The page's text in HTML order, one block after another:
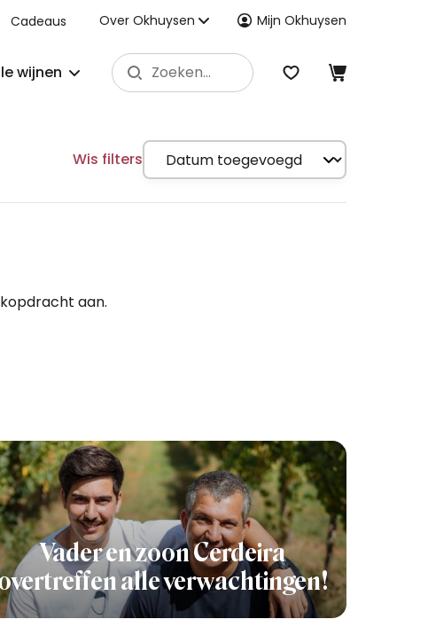
Cadeaus Over Okhuysen Mijn Okhuysen
wijnen
Wis filters
aan.
Vader en zoon Cerdeira
alle verwachtingen!